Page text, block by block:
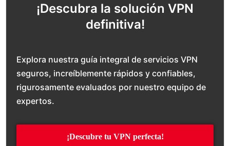
¡Descubra la solución VPN
definitiva!
Explora nuestra guía integral de servicios VPN
seguros, increíblemente rápidos y confiables,
rigurosamente evaluados por nuestro equipo de
expertos.
¡Descubre tu VPN perfecta!